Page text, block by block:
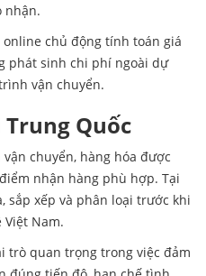
nhận.
chủ động tính toán giá
phát sinh chi phí ngoài dự
vận chuyển.
Quốc
chuyển, hàng hóa được
nhận hàng phù hợp. Tại
sắp xếp và phân loại trước khi
Nam.
trò quan trọng trong việc đảm